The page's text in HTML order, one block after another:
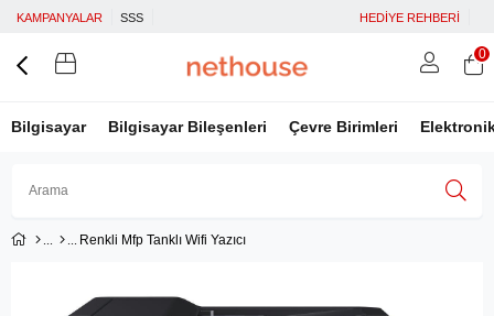
KAMPANYALAR SSS HEDİYE REHBERİ
Bilgisayar Bilgisayar Bileşenleri Çevre Birimleri
Üye Girişi
0
Renkli Mfp Tanklı Wifi Yazıcı